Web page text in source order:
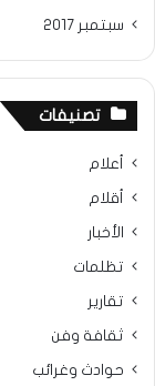
سبتمبر 2017
تصنيفات
أعلام
أقلام
الأخبار
تظلمات
تقارير
ثقافة وفن
حوادث وغرائب